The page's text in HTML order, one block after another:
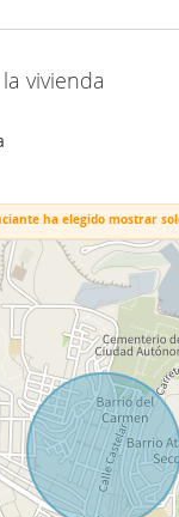
vivienda
ha elegido mostrar